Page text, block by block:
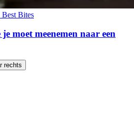
Best Bites
moet meenemen naar een
rechts